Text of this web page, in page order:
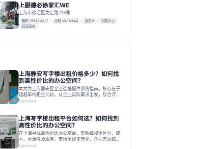
上服德必徐家汇WE
上海市徐汇区文定路218号
面积 35523.42㎡ 分割 30-1500㎡ 创艺术
创意办公
舒适高效
上海静安写字楼出租价格多少？如何找
到高性价比的办公空间？
本文为上海静安区企业选址提供系统指南。核心在于
超越单纯租金比较，从企业实际需求出发，综合评估
交通、硬件、空间弹性、配套服务及产业生态等多维
升性价比，并通过不同规模企业的实际案例加以说
明。之后指出，专业运营服务商提供的稳定环境、社
群活动与产业集聚等增值服务，是很大化空间价值、
助力企业成长的关键。对于许多在
2026-08-04
上海写字楼出租平台如何选？如何找到
高性价比的办公空间？
在上海寻找高性价比办公空间，需系统权衡区位、成
本、灵活性及服务。市场呈现多元化，企业常面临租
赁流程复杂、隐性成本高等挑战。选择平台时，应评
2026-08-04